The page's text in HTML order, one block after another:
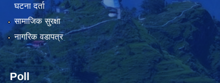
घटना दर्ता
सामाजिक सुरक्षा
नागरिक वडापत्र
Poll